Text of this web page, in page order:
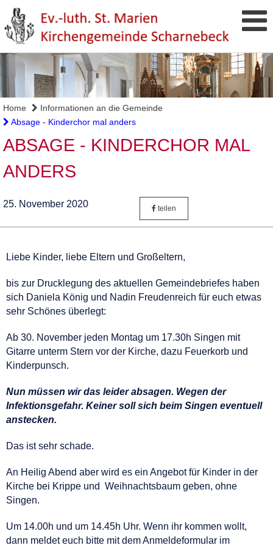
Home
Informationen an die Gemeinde
Absage - Kinderchor mal anders
ABSAGE - KINDERCHOR MAL
ANDERS
25. November 2020 teilen
Liebe Kinder, liebe Eltern und Großeltern,
bis zur Drucklegung des aktuellen Gemeindebriefes haben
sich Daniela König und Nadin Freudenreich für euch etwas
sehr Schönes überlegt:
Ab 30. November jeden Montag um 17.30h Singen mit
Gitarre unterm Stern vor der Kirche, dazu Feuerkorb und
Kinderpunsch.
Nun müssen wir das leider absagen. Wegen der
Infektionsgefahr. Keiner soll sich beim Singen eventuell
anstecken.
Das ist sehr schade.
An Heilig Abend aber wird es ein Angebot für Kinder in der
Kirche bei Krippe und Weihnachtsbaum geben, ohne
Singen.
Um 14.00h und um 14.45h Uhr. Wenn ihr kommen wollt,
dann meldet euch bitte mit dem Anmeldeformular im